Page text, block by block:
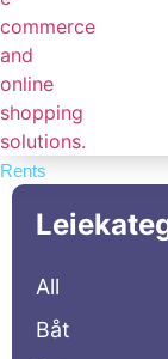
Rents
All
Båt